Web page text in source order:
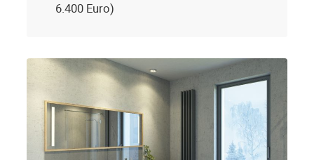
6.400 Euro)